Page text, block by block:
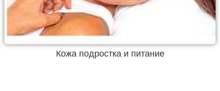
Кожа подростка и питание